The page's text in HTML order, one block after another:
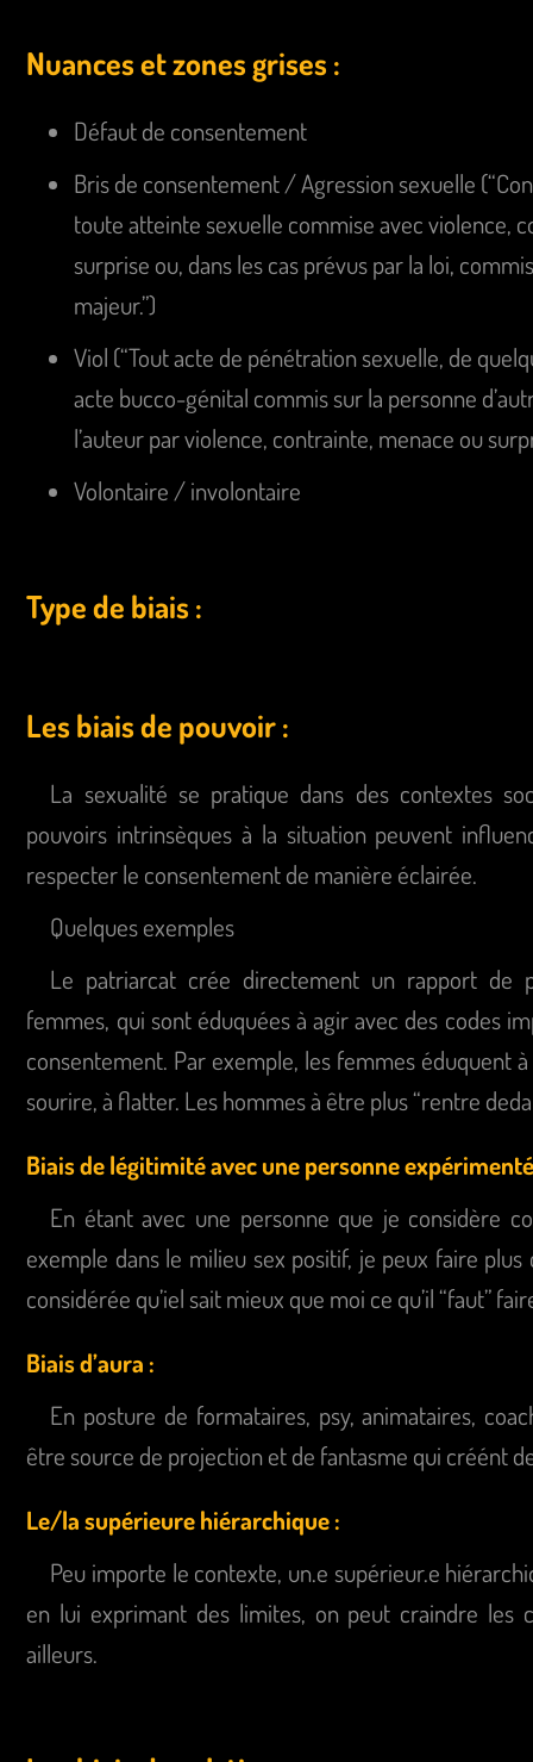
Nuances et zones grises :
Défaut de consentement
Bris de consentement / Agression sexuelle
toute atteinte sexuelle commise avec violence,
surprise ou, dans les cas prévus par la loi,
majeur.”)
Viol (“Tout acte de pénétration sexuelle, de
acte bucco-génital commis sur la personne
l’auteur par violence, contrainte, menace ou
Volontaire / involontaire
Type de biais :
Les biais de pouvoir :
La sexualité se pratique dans des contextes
pouvoirs intrinsèques à la situation peuvent
respecter le consentement de manière éclairée.
Quelques exemples
Le patriarcat crée directement un rapport de
femmes, qui sont éduquées à agir avec des codes
consentement. Par exemple, les femmes éduquent
sourire, à flatter. Les hommes à être plus “rentre
Biais de légitimité avec une personne
En étant avec une personne que je considère
exemple dans le milieu sex positif, je peux faire plus
considérée qu’iel sait mieux que moi ce qu’il “faut”
Biais d’aura :
En posture de formataires, psy, animataires,
être source de projection et de fantasme qui créént
Le/la supérieure hiérarchique :
Peu importe le contexte, un.e supérieur.e
en lui exprimant des limites, on peut craindre les
ailleurs.